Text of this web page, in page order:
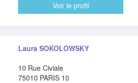
Voir le profil
Laura SOKOLOWSKY
10 Rue Civiale
75010 PARIS 10